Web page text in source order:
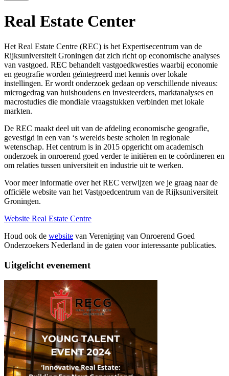
Real Estate Center
Het Real Estate Centre (REC) is het Expertisecentrum van de
Rijksuniversiteit Groningen dat zich richt op economische analyses
van vastgoed. REC behandelt vastgoedkwesties waarbij economie
en geografie worden geïntegreerd met kennis over lokale
instellingen. Er wordt onderzoek gedaan op verschillende niveaus:
microgedrag van huishoudens en investeerders, marktanalyses en
macrostudies die mondiale vraagstukken verbinden met lokale
markten.
De REC maakt deel uit van de afdeling economische geografie,
gevestigd in een van ‘s werelds beste scholen in regionale
wetenschap. Het centrum is in 2015 opgericht om academisch
onderzoek in onroerend goed verder te initiëren en te coördineren en
om relaties tussen universiteit en industrie uit te werken.
Voor meer informatie over het REC verwijzen we je graag naar de
officiële website van het Vastgoedcentrum van de Rijksuniversiteit
Groningen.
Website Real Estate Centre
Houd ook de website van Vereniging van Onroerend Goed
Onderzoekers Nederland in de gaten voor interessante publicaties.
Uitgelicht evenement